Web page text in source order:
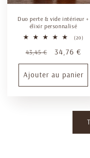
Duo perte & vide intérieur +
élixir personnalisé
(20)20
Prix
habituel
43,45 €
Prix
34,76 €
Ajouter au panier